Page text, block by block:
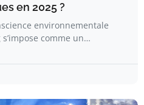
en 2025 ?
environnementale
comme un…